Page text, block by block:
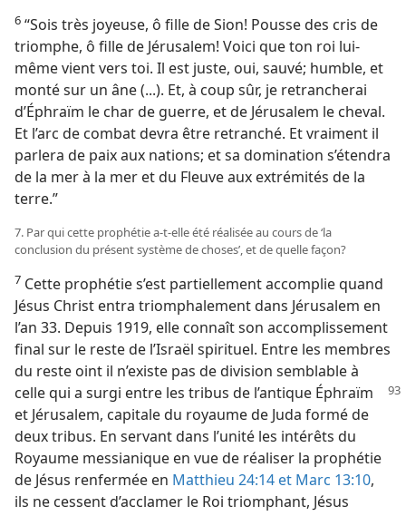
6 “Sois très joyeuse, ô fille de Sion! Pousse des cris de
triomphe, ô fille de Jérusalem! Voici que ton roi lui-​
même vient vers toi. Il est juste, oui, sauvé; humble, et
monté sur un âne (...). Et, à coup sûr, je retrancherai
d’Éphraïm le char de guerre, et de Jérusalem le cheval.
Et l’arc de combat devra être retranché. Et vraiment il
parlera de paix aux nations; et sa domination s’étendra
de la mer à la mer et du Fleuve aux extrémités de la
terre.”
7. Par qui cette prophétie a-​t-​elle été réalisée au cours de ‘la
conclusion du présent système de choses’, et de quelle façon?
7 Cette prophétie s’est partiellement accomplie quand
Jésus Christ entra triomphalement dans Jérusalem en
l’an 33. Depuis 1919, elle connaît son accomplissement
final sur le reste de l’Israël spirituel. Entre les membres
du reste oint il n’existe pas de division semblable à
celle qui a surgi entre les tribus de l’antique Éphraïm
et Jérusalem, capitale du royaume de Juda formé de
deux tribus. En servant dans l’unité les intérêts du
Royaume messianique en vue de réaliser la prophétie
de Jésus renfermée en Matthieu 24:14 et Marc 13:10,
ils ne cessent d’acclamer le Roi triomphant, Jésus